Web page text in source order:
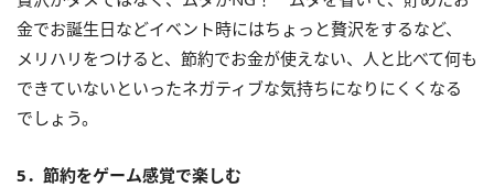
金でお誕生日などイベント時にはちょっと贅沢をするなど、
メリハリをつけると、節約でお金が使えない、人と比べて何も
できていないといったネガティブな気持ちになりにくくなる
でしょう。
5．節約をゲーム感覚で楽しむ